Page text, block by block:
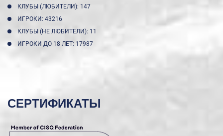
КЛУБЫ (ЛЮБИТЕЛИ): 147
ИГРОКИ: 43216
КЛУБЫ (НЕ ЛЮБИТЕЛИ): 11
ИГРОКИ ДО 18 ЛЕТ: 17987
СЕРТИФИКАТЫ